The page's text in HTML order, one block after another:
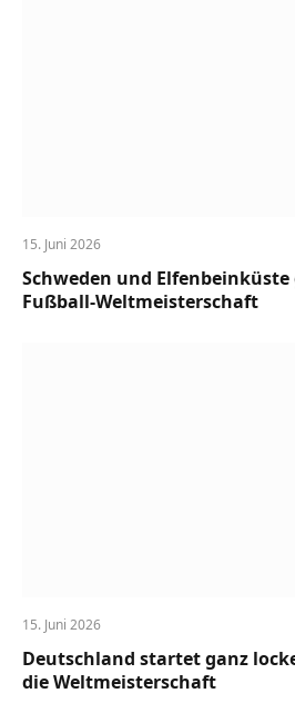
15. Juni 2026
Schweden und
Fußball-Weltmeisterschaft
15. Juni 2026
Deutschland startet ganz
die Weltmeisterschaft